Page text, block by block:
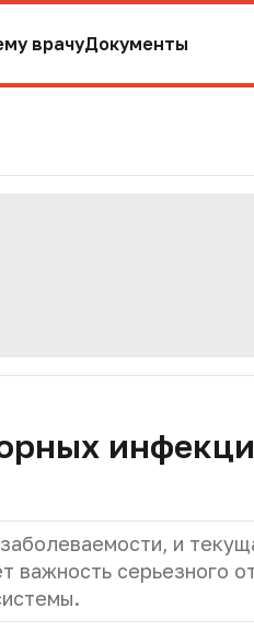
врачуДокументы
и
важность серьезного